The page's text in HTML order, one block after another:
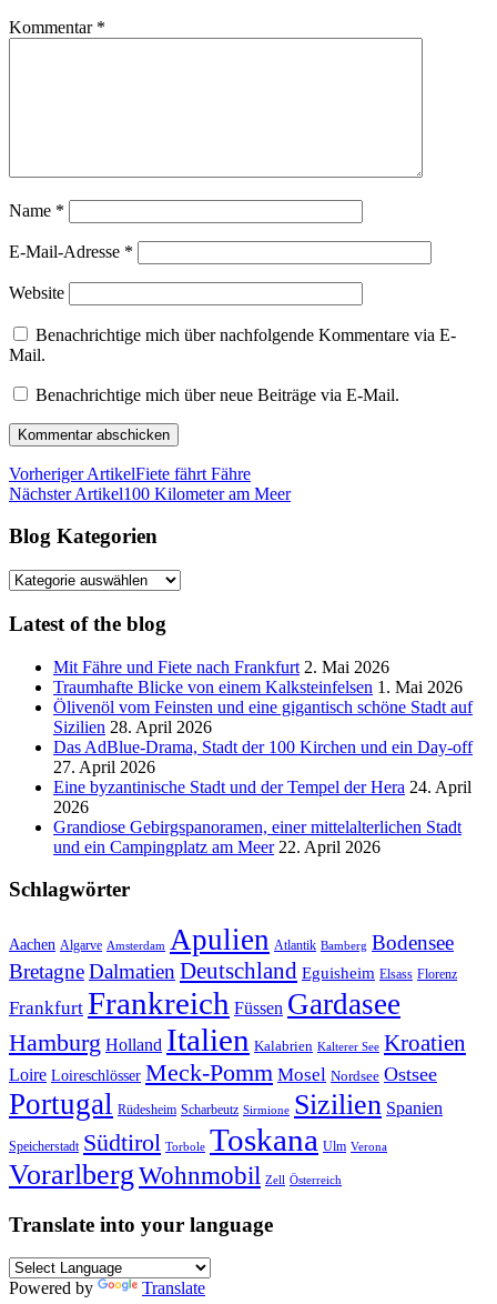
Kommentar *
Name *
E-Mail-Adresse *
Website
Benachrichtige mich über nachfolgende Kommentare via E-
Mail.
Benachrichtige mich über neue Beiträge via E-Mail.
Vorheriger ArtikelFiete fährt Fähre
Nächster Artikel100 Kilometer am Meer
Blog Kategorien
Blog
Latest of the blog
Mit Fähre und Fiete nach Frankfurt 2. Mai 2026
Traumhafte Blicke von einem Kalksteinfelsen 1. Mai 2026
Ölivenöl vom Feinsten und eine gigantisch schöne Stadt auf
Sizilien 28. April 2026
Das AdBlue-Drama, Stadt der 100 Kirchen und ein Day-off
27. April 2026
Eine byzantinische Stadt und der Tempel der Hera 24. April
2026
Grandiose Gebirgspanoramen, einer mittelalterlichen Stadt
und ein Campingplatz am Meer 22. April 2026
Schlagwörter
Aachen Algarve Amsterdam Apulien Atlantik Bamberg Bodensee
BretagneDalmatien Deutschland Eguisheim Elsass Florenz
Frankfurt Frankreich Füssen Gardasee
Hamburg Holland Italien Kalabrien Kalterer See Kroatien
Loire Loireschlösser Meck-Pomm Mosel Nordsee Ostsee
Portugal Rüdesheim Scharbeutz Sirmione Sizilien Spanien
Speicherstadt Südtirol Torbole Toskana Ulm Verona
VorarlbergWohnmobil Zell Österreich
Translate into your language
Powered by Translate